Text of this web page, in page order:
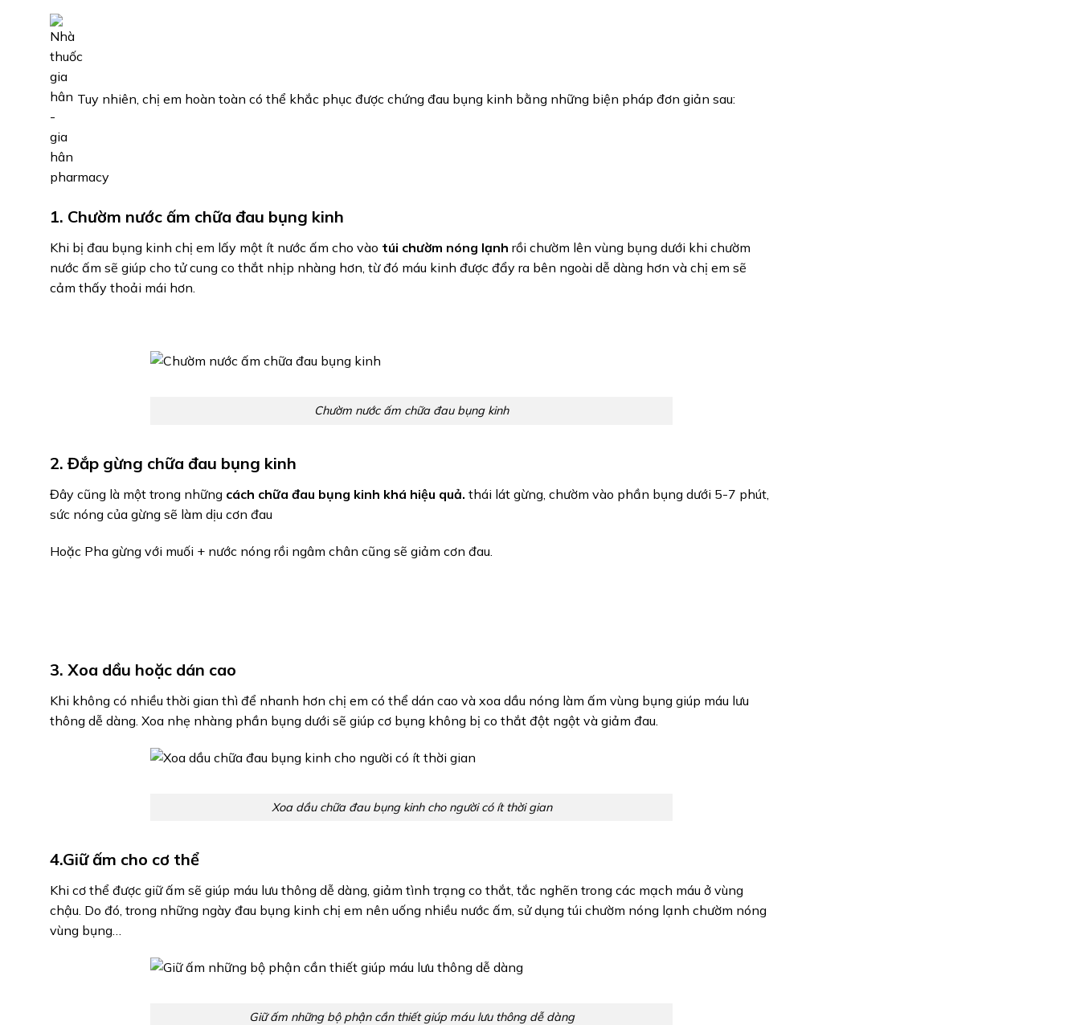
Tuy nhiên, chị em hoàn toàn có thể khắc phục được chứng đau bụng kinh bằng những biện pháp đơn giản sau:
1. Chườm nước ấm chữa đau bụng kinh
Khi bị đau bụng kinh chị em lấy một ít nước ấm cho vào túi chườm nóng lạnh rồi chườm lên vùng bụng dưới khi chườm
nước ấm sẽ giúp cho tử cung co thắt nhịp nhàng hơn, từ đó máu kinh được đẩy ra bên ngoài dễ dàng hơn và chị em sẽ
cảm thấy thoải mái hơn.
Chườm nước ấm chữa đau bụng kinh
2. Đắp gừng chữa đau bụng kinh
Đây cũng là một trong những cách chữa đau bụng kinh khá hiệu quả. thái lát gừng, chườm vào phần bụng dưới 5-7 phút,
sức nóng của gừng sẽ làm dịu cơn đau
Hoặc Pha gừng với muối + nước nóng rồi ngâm chân cũng sẽ giảm cơn đau.
3. Xoa dầu hoặc dán cao
Khi không có nhiều thời gian thì để nhanh hơn chị em có thể dán cao và xoa dầu nóng làm ấm vùng bụng giúp máu lưu
thông dễ dàng. Xoa nhẹ nhàng phần bụng dưới sẽ giúp cơ bụng không bị co thắt đột ngột và giảm đau.
Xoa dầu chữa đau bụng kinh cho người có ít thời gian
4.Giữ ấm cho cơ thể
Khi cơ thể được giữ ấm sẽ giúp máu lưu thông dễ dàng, giảm tình trạng co thắt, tắc nghẽn trong các mạch máu ở vùng
chậu. Do đó, trong những ngày đau bụng kinh chị em nên uống nhiều nước ấm, sử dụng túi chườm nóng lạnh chườm nóng
vùng bụng…
Giữ ấm những bộ phận cần thiết giúp máu lưu thông dễ dàng